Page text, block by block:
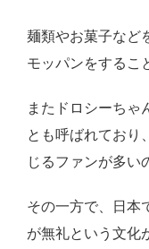
麺類やお菓子など
モッパンをする
またドロシーちゃ
とも呼ばれており
じるファンが多い
その一方で、日本
が無礼という文化